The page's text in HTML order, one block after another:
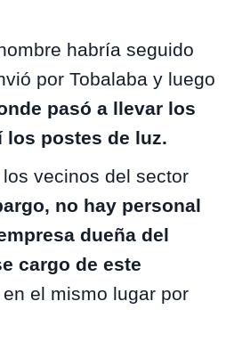
habría seguido
por Tobalaba y luego
pasó a llevar los
los postes de luz.
vecinos del sector
no hay personal
dueña del
cargo de este
en el mismo lugar por